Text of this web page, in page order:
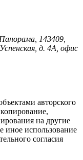
143409,
д. 4А, офис
авторского
на другие
иное использование
согласия